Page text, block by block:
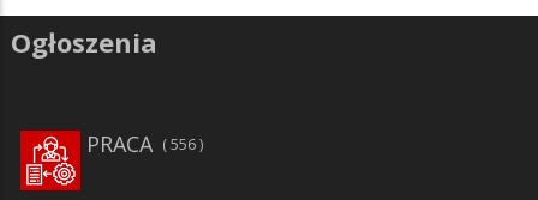
Ogłoszenia
PRACA 556